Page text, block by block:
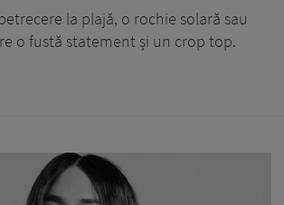
la plajă, o rochie solară sau
o fustă statement și un crop top.